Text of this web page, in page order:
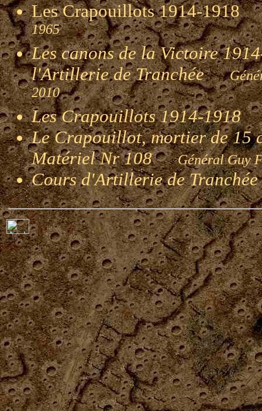
Les Crapouillots 1914-
1965
Les canons de la Victoire
l'Artillerie de Tranchée
2010
Les Crapouillots 1914-1918
Le Crapouillot, mortier de 15
Matériel Nr 108Général
Cours d'Artillerie de Tranchée